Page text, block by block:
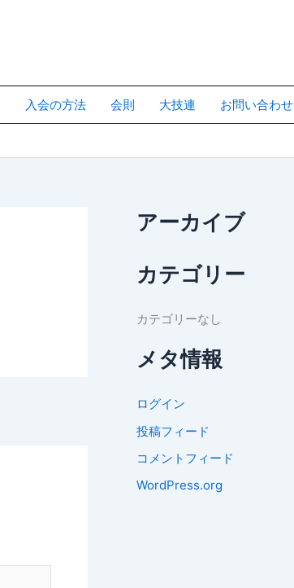
入会の方法 会則 大技連 お問い合わせ
アーカイブ
カテゴリー
カテゴリーなし
メタ情報
ログイン
投稿フィード
コメントフィード
WordPress.org